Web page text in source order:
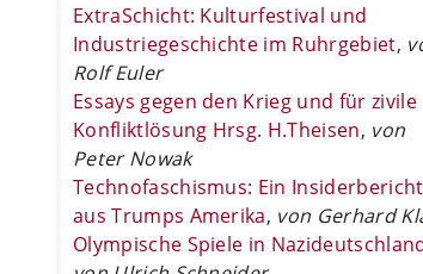
ExtraSchicht: Kulturfestival und
Industriegeschichte im Ruhrgebiet,
Rolf Euler
Essays gegen den Krieg und für zivile
Konfliktlösung Hrsg. H.Theisen, von
Peter Nowak
Technofaschismus: Ein Insiderbericht
aus Trumps Amerika, von Gerhard
Olympische Spiele in